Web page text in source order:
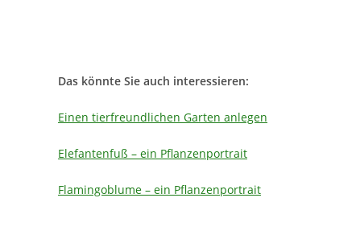
Das könnte Sie auch interessieren:
Einen tierfreundlichen Garten anlegen
Elefantenfuß – ein Pflanzenportrait
Flamingoblume – ein Pflanzenportrait